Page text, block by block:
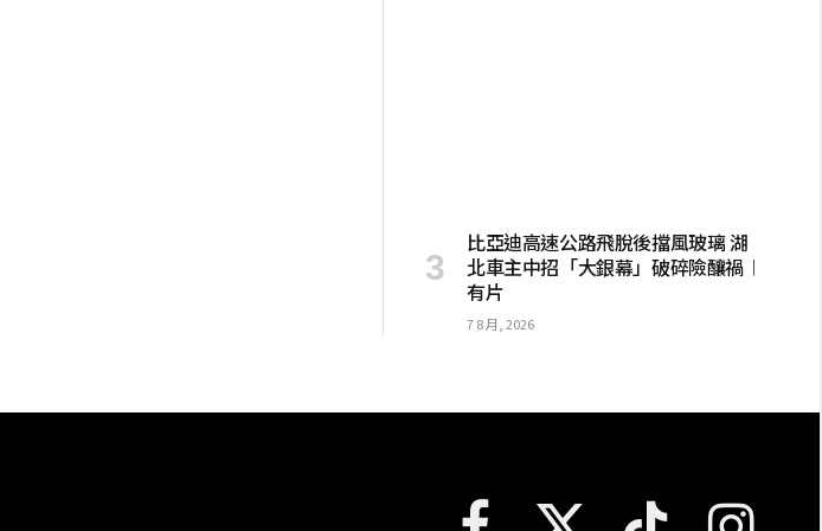
比亞迪高速公路飛脫後擋風玻璃 湖
北車主中招「大銀幕」破碎險釀禍︱
有片
7 8 月, 2026